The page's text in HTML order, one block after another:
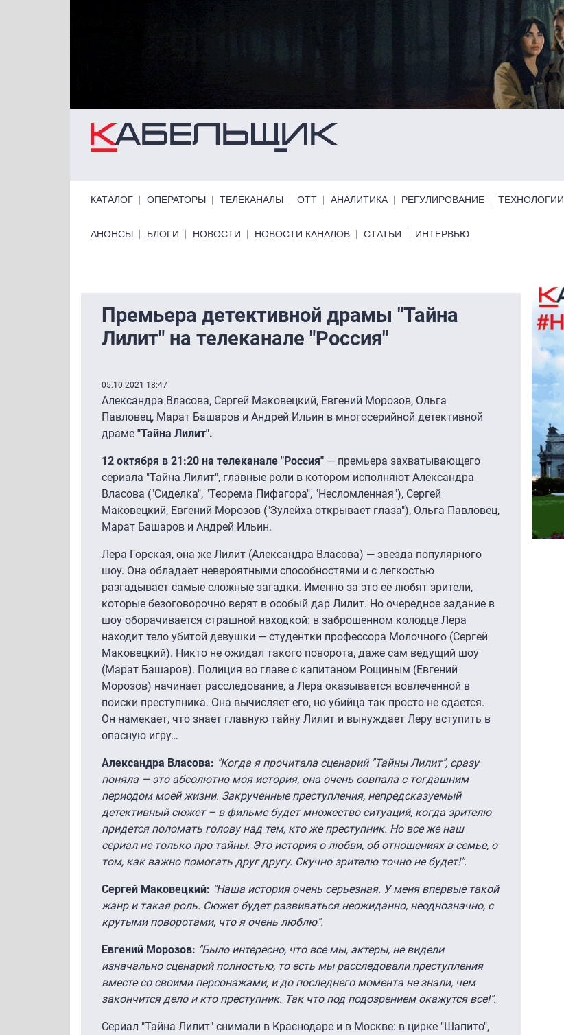
КАТАЛОГ ОПЕРАТОРЫ ТЕЛЕКАНАЛЫ ОТТ АНАЛИТИКА РЕГУЛИРОВАНИЕ ТЕХНОЛОГИИ
Primary links bottom
АНОНСЫ БЛОГИ НОВОСТИ НОВОСТИ КАНАЛОВ СТАТЬИ ИНТЕРВЬЮ
Премьера детективной драмы "Тайна
Лилит" на телеканале "Россия"
05.10.2021 18:47
Александра Власова, Сергей Маковецкий, Евгений Морозов, Ольга
Павловец, Марат Башаров и Андрей Ильин в многосерийной детективной
драме "Тайна Лилит".
12 октября в 21:20 на телеканале "Россия" — премьера захватывающего
сериала "Тайна Лилит", главные роли в котором исполняют Александра
Власова ("Сиделка", "Теорема Пифагора", "Несломленная"), Сергей
Маковецкий, Евгений Морозов ("Зулейха открывает глаза"), Ольга Павловец,
Марат Башаров и Андрей Ильин.
Лера Горская, она же Лилит (Александра Власова) — звезда популярного
шоу. Она обладает невероятными способностями и с легкостью
разгадывает самые сложные загадки. Именно за это ее любят зрители,
которые безоговорочно верят в особый дар Лилит. Но очередное задание в
шоу оборачивается страшной находкой: в заброшенном колодце Лера
находит тело убитой девушки — студентки профессора Молочного (Сергей
Маковецкий). Никто не ожидал такого поворота, даже сам ведущий шоу
(Марат Башаров). Полиция во главе с капитаном Рощиным (Евгений
Морозов) начинает расследование, а Лера оказывается вовлеченной в
поиски преступника. Она вычисляет его, но убийца так просто не сдается.
Он намекает, что знает главную тайну Лилит и вынуждает Леру вступить в
опасную игру…
Александра Власова: "Когда я прочитала сценарий "Тайны Лилит", сразу
поняла — это абсолютно моя история, она очень совпала с тогдашним
периодом моей жизни. Закрученные преступления, непредсказуемый
детективный сюжет – в фильме будет множество ситуаций, когда зрителю
придется поломать голову над тем, кто же преступник. Но все же наш
сериал не только про тайны. Это история о любви, об отношениях в семье, о
том, как важно помогать друг другу. Скучно зрителю точно не будет!".
Сергей Маковецкий: "Наша история очень серьезная. У меня впервые такой
жанр и такая роль. Сюжет будет развиваться неожиданно, неоднозначно, с
крутыми поворотами, что я очень люблю".
Евгений Морозов: "Было интересно, что все мы, актеры, не видели
изначально сценарий полностью, то есть мы расследовали преступления
вместе со своими персонажами, и до последнего момента не знали, чем
закончится дело и кто преступник. Так что под подозрением окажутся все!".
Сериал "Тайна Лилит" снимали в Краснодаре и в Москве: в цирке "Шапито",